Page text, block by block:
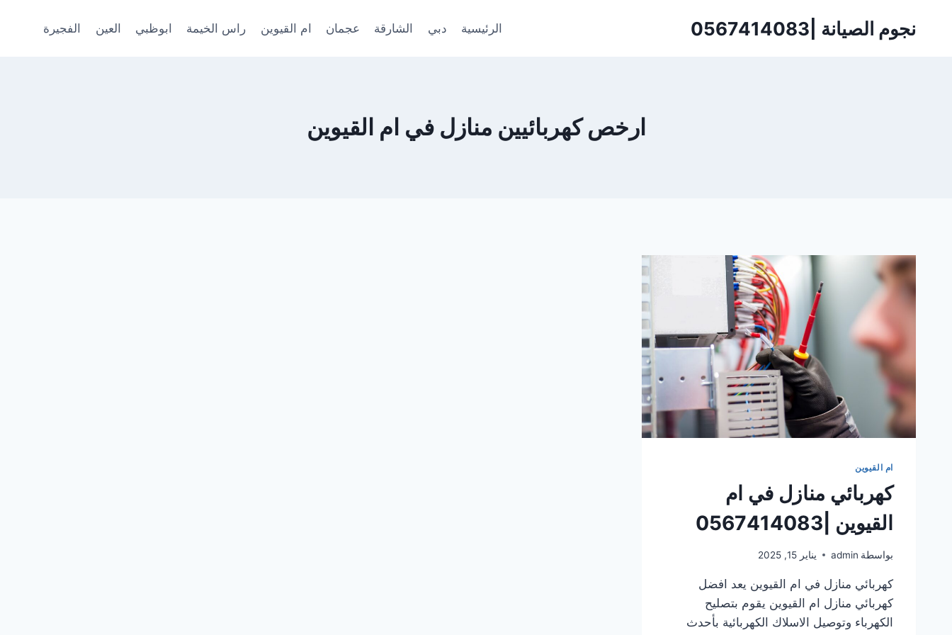
نجوم الصيانة |0567414083 الرئيسية دبي الشارقة عجمان ام القيوين راس الخيمة ابوظبي العين الفجيرة
ارخص كهربائيين منازل في ام القيوين
ام القيوين
كهربائي منازل في ام
القيوين |0567414083
بواسطة admin يناير 15, 2025
كهربائي منازل في ام القيوين يعد افضل
كهربائي منازل ام القيوين يقوم بتصليح
الكهرباء وتوصيل الاسلاك الكهربائية بأحدث